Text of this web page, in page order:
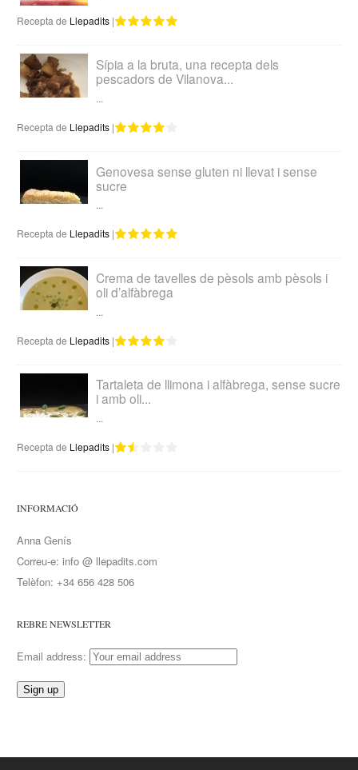
Recepta de Llepadits |
Sípia a la bruta, una recepta dels
pescadors de Vilanova...
...
Recepta de Llepadits |
Genovesa sense gluten ni llevat i sense
sucre
...
Recepta de Llepadits |
Crema de tavelles de pèsols amb pèsols i
oli d’alfàbrega
...
Recepta de Llepadits |
Tartaleta de llimona i alfàbrega, sense sucre
i amb oli...
...
Recepta de Llepadits |
INFORMACIÓ
Anna Genís
Correu-e: info @ llepadits.com
Telèfon: +34 656 428 506
REBRE NEWSLETTER
Email address: